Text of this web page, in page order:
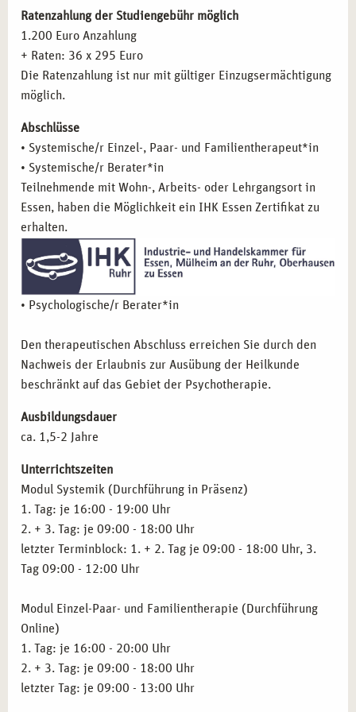
FAZIT
Nutzen Sie die Gelegenheit, Ihre Karriere mit einer
fundierten und praxisorientierten Ausbildung in
systemischer Einzel-, Paar- und Familientherapie in
Stuttgart zu starten. Werden Sie Teil der
Gemeinschaft und erhalten Sie die Unterstützung, die Sie
für Ihre berufliche und persönliche Weiterentwicklung
benötigen. Starten Sie noch heute in eine erfolgreiche und
erfüllende berufliche Laufbahn!
Systemische Beratung und Therapie mit
Einzelpersonen
Systemische Paartherapie
Systemische Arbeit mit Familien
Systemische Arbeit mit Senioren
Grundlagen der Sexualtherapie
systemische Sichtweise der Sexualtherapie
Pathologie sexueller Störungen
Umgang mit Sexualstörungen in der Paartherapie
Der systemische Blick auf Psychopathologie
Praxistraining, Fallbeispiele und
Supervision
Psychohygiene
Inhalte des Basismoduls
Inhalte der Ausbildung Heilpraktiker*in Psychotherapie
Ratenzahlung der Studiengebühr möglich
1.200 Euro Anzahlung
+ Raten: 36 x 295 Euro
Die Ratenzahlung ist nur mit gültiger Einzugsermächtigung
möglich.
Abschlüsse
• Systemische/r Einzel-, Paar- und Familientherapeut*in
• Systemische/r Berater*in
Teilnehmende mit Wohn-, Arbeits- oder Lehrgangsort in
Essen, haben die Möglichkeit ein IHK Essen Zertifikat zu
erhalten.
• Psychologische/r Berater*in
Den therapeutischen Abschluss erreichen Sie durch den
Nachweis der Erlaubnis zur Ausübung der Heilkunde
beschränkt auf das Gebiet der Psychotherapie.
Ausbildungsdauer
ca. 1,5-2 Jahre
Unterrichtszeiten
Modul Systemik (Durchführung in Präsenz)
1. Tag: je 16:00 - 19:00 Uhr
2. + 3. Tag: je 09:00 - 18:00 Uhr
letzter Terminblock: 1. + 2. Tag je 09:00 - 18:00 Uhr, 3.
Tag 09:00 - 12:00 Uhr
Modul Einzel-Paar- und Familientherapie (Durchführung
Online)
1. Tag: je 16:00 - 20:00 Uhr
2. + 3. Tag: je 09:00 - 18:00 Uhr
letzter Tag: je 09:00 - 13:00 Uhr